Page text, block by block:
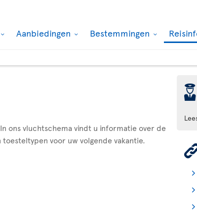
Aanbiedingen Bestemmingen
ons vluchtschema vindt u informatie over de
voor uw volgende vakantie.
þ